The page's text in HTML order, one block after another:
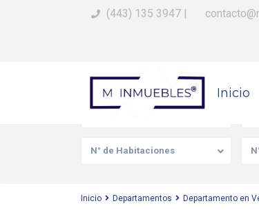
(443) 135 3947 |
Inicio
Busca Tu Propiedad
N° de Habitaciones
Inicio Departamentos Departamento en